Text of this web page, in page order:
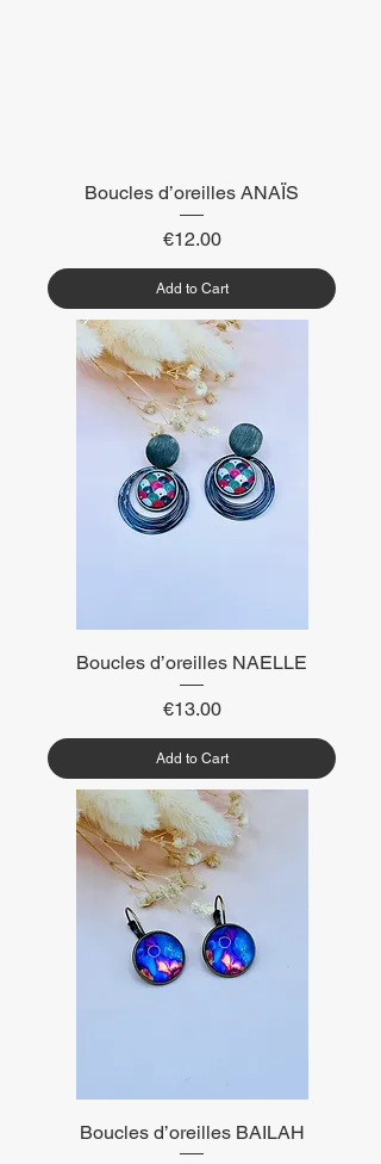
Boucles d’oreilles ANAÏS
Price
€12.00
Add to Cart
Boucles d’oreilles NAELLE
Price
€13.00
Add to Cart
Boucles d’oreilles BAILAH